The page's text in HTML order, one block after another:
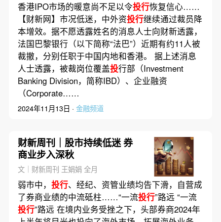
香港IPO市场的暖意尚不足以令投行恢复信心……
【财新网】市况低迷，中外资投行继续通过裁员降
本增效。据不愿透露姓名的消息人士向财新透露，
法国巴黎银行（以下简称“法巴”）近期有约11人被
裁撤，分别任职于中国内地和香港。 据上述消息
人士透露，被裁岗位覆盖投行部（Investment
Banking Division，简称IBD）、企业融资
（Corporate……
2024年11月13日 · 金融频道
财新周刊｜股市持续低迷 券
商业步入深秋
文｜财新周刊 王娟娟 全月
弱市中， 投行、经纪、资管业绩均告下滑，自营成
了券商业绩的中流砥柱……“一流投行”路远 “一流
投行”路远 在境内业务受挫之下，头部券商2024年